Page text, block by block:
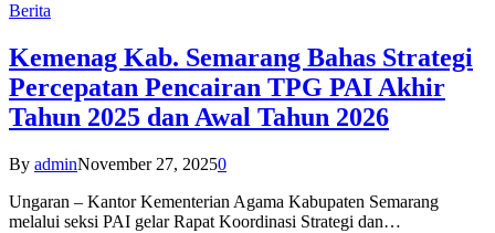
Berita
Kemenag Kab. Semarang Bahas Strategi
Percepatan Pencairan TPG PAI Akhir
Tahun 2025 dan Awal Tahun 2026
By adminNovember 27, 20250
Ungaran – Kantor Kementerian Agama Kabupaten Semarang
melalui seksi PAI gelar Rapat Koordinasi Strategi dan…